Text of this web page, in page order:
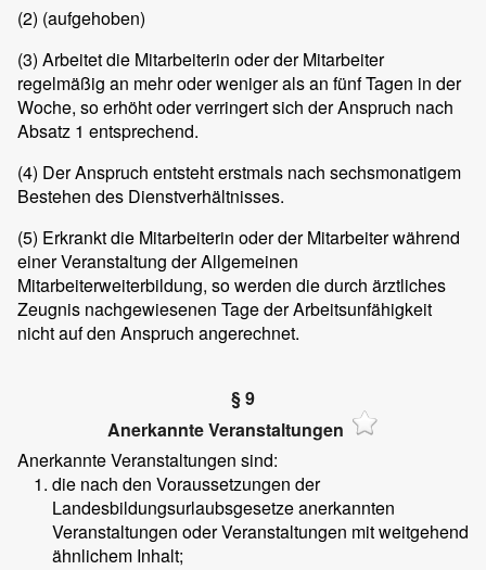
(2) (aufgehoben)
(3) Arbeitet die Mitarbeiterin oder der Mitarbeiter
regelmäßig an mehr oder weniger als an fünf Tagen in der
Woche, so erhöht oder verringert sich der Anspruch nach
Absatz 1 entsprechend.
(4) Der Anspruch entsteht erstmals nach sechsmonatigem
Bestehen des Dienstverhältnisses.
(5) Erkrankt die Mitarbeiterin oder der Mitarbeiter während
einer Veranstaltung der Allgemeinen
Mitarbeiterweiterbildung, so werden die durch ärztliches
Zeugnis nachgewiesenen Tage der Arbeitsunfähigkeit
nicht auf den Anspruch angerechnet.
§ 9
Anerkannte Veranstaltungen
Anerkannte Veranstaltungen sind:
die nach den Voraussetzungen der
Landesbildungsurlaubsgesetze anerkannten
Veranstaltungen oder Veranstaltungen mit weitgehend
ähnlichem Inhalt;